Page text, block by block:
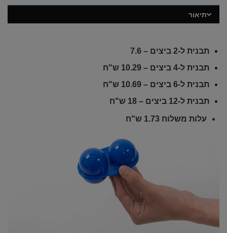
תיאור
תבנית ל-2 ביצים – 7.6
תבנית ל-4 ביצים – 10.29 ש"ח
תבנית ל-6 ביצים – 10.69 ש"ח
תבנית ל-12 ביצים – 18 ש"ח
עלות משלוח 1.73 ש"ח